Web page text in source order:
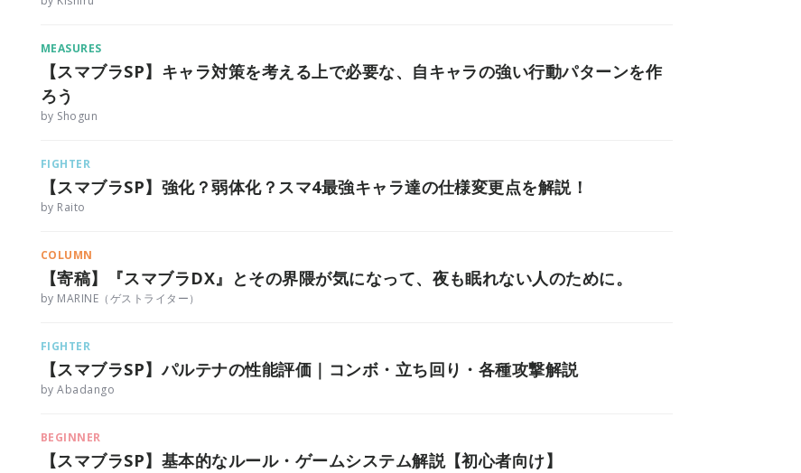
MEASURES
【スマブラSP】キャラ対策を考える上で必要な、自キャラの強い行動パターンを作
ろう
by Shogun
FIGHTER
【スマブラSP】強化？弱体化？スマ4最強キャラ達の仕様変更点を解説！
by Raito
COLUMN
【寄稿】『スマブラDX』とその界隈が気になって、夜も眠れない人のために。
by MARINE（ゲストライター）
FIGHTER
【スマブラSP】パルテナの性能評価｜コンボ・立ち回り・各種攻撃解説
by Abadango
BEGINNER
【スマブラSP】基本的なルール・ゲームシステム解説【初心者向け】